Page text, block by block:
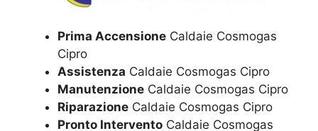
Prima Accensione Caldaie Cosmogas
Cipro
Assistenza Caldaie Cosmogas Cipro
Manutenzione Caldaie Cosmogas Cipro
Riparazione Caldaie Cosmogas Cipro
Pronto Intervento Caldaie Cosmogas